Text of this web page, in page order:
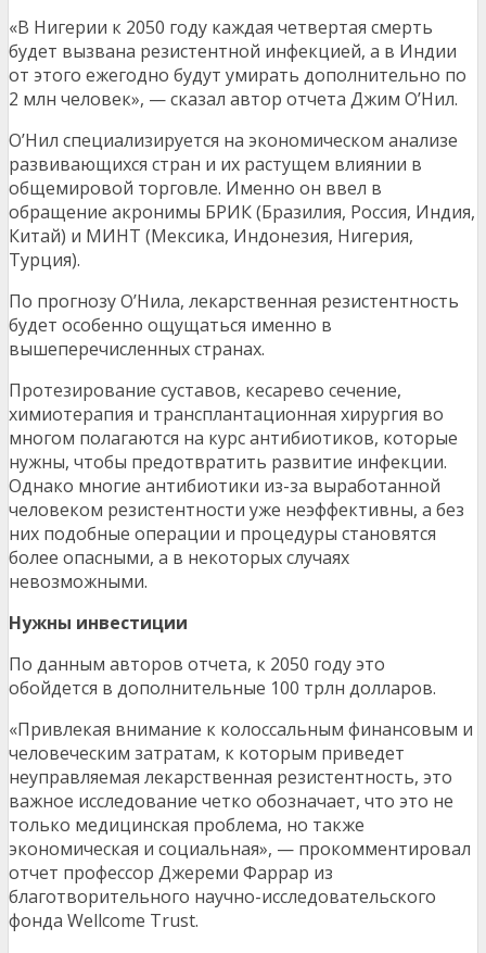
«В Нигерии к 2050 году каждая четвертая смерть
будет вызвана резистентной инфекцией, а в Индии
от этого ежегодно будут умирать дополнительно по
2 млн человек», — сказал автор отчета Джим О’Нил.
О’Нил специализируется на экономическом анализе
развивающихся стран и их растущем влиянии в
общемировой торговле. Именно он ввел в
обращение акронимы БРИК (Бразилия, Россия, Индия,
Китай) и МИНТ (Мексика, Индонезия, Нигерия,
Турция).
По прогнозу О’Нила, лекарственная резистентность
будет особенно ощущаться именно в
вышеперечисленных странах.
Протезирование суставов, кесарево сечение,
химиотерапия и трансплантационная хирургия во
многом полагаются на курс антибиотиков, которые
нужны, чтобы предотвратить развитие инфекции.
Однако многие антибиотики из-за выработанной
человеком резистентности уже неэффективны, а без
них подобные операции и процедуры становятся
более опасными, а в некоторых случаях
невозможными.
Нужны инвестиции
По данным авторов отчета, к 2050 году это
обойдется в дополнительные 100 трлн долларов.
«Привлекая внимание к колоссальным финансовым и
человеческим затратам, к которым приведет
неуправляемая лекарственная резистентность, это
важное исследование четко обозначает, что это не
только медицинская проблема, но также
экономическая и социальная», — прокомментировал
отчет профессор Джереми Фаррар из
благотворительного научно-исследовательского
фонда Wellcome Trust.